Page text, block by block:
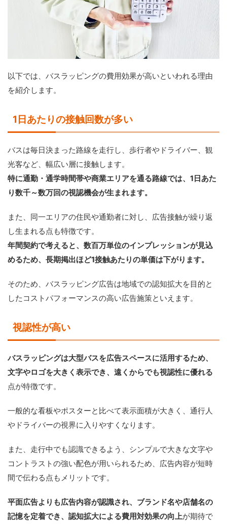
以下では、バスラッピングの費用効果が高いといわれる理由
を紹介します。
1日あたりの接触回数が多い
バスは毎日決まった路線を走行し、歩行者やドライバー、観
光客など、幅広い層に接触します。
特に通勤・通学時間帯や商業エリアを通る路線では、1日あた
り数千～数万回の視認機会が生まれます。
また、同一エリアの住民や通勤者に対し、広告接触が繰り返
し生まれる点も特徴です。
年間契約で考えると、数百万単位のインプレッションが見込
めるため、長期掲出ほど1接触あたりの単価は下がります。
そのため、バスラッピング広告は地域での認知拡大を目的と
したコストパフォーマンスの高い広告施策といえます。
視認性が高い
バスラッピングは大型バスを広告スペースに活用するため、
文字やロゴを大きく表示でき、遠くからでも視認性に優れる
点が特徴です。
一般的な看板やポスターと比べて表示面積が大きく、通行人
やドライバーの視界に入りやすくなります。
また、走行中でも認識できるよう、シンプルで大きな文字や
コントラストの強い配色が用いられるため、広告内容が短時
間で伝わる点もメリットです。
平面広告よりも広告内容が認識され、ブランド名や店舗名の
記憶を定着でき、認知拡大による費用対効果の向上が期待で